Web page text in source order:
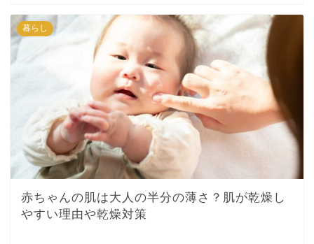
暮らし
赤ちゃんの肌は大人の半分の薄さ？肌が乾燥し
やすい理由や乾燥対策